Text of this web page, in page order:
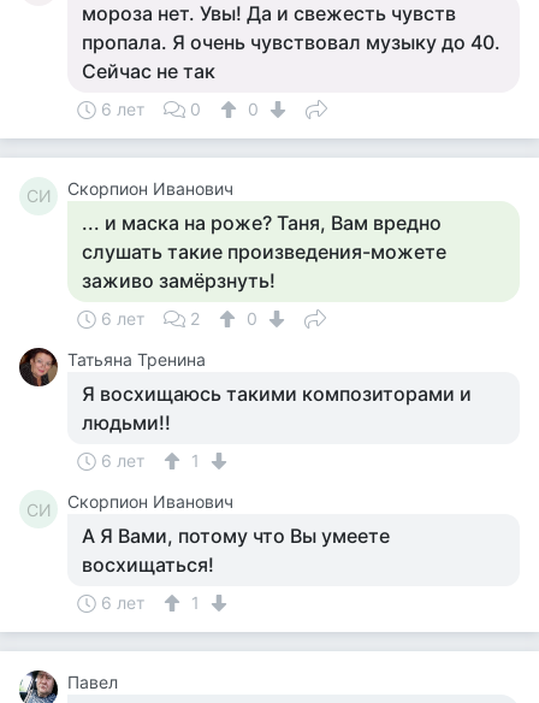
мороза нет. Увы! Да и свежесть чувств
пропала. Я очень чувствовал музыку до 40.
Сейчас не так
6 лет 0 0
СИ Скорпион Иванович
... и маска на роже? Таня, Вам вредно
слушать такие произведения-можете
заживо замёрзнуть!
6 лет 2
0
Татьяна Тренина
Я восхищаюсь такими композиторами и
людьми!!
6 лет 1
СИ Скорпион Иванович
А Я Вами, потому что Вы умеете
восхищаться!
6 лет 1
Павел